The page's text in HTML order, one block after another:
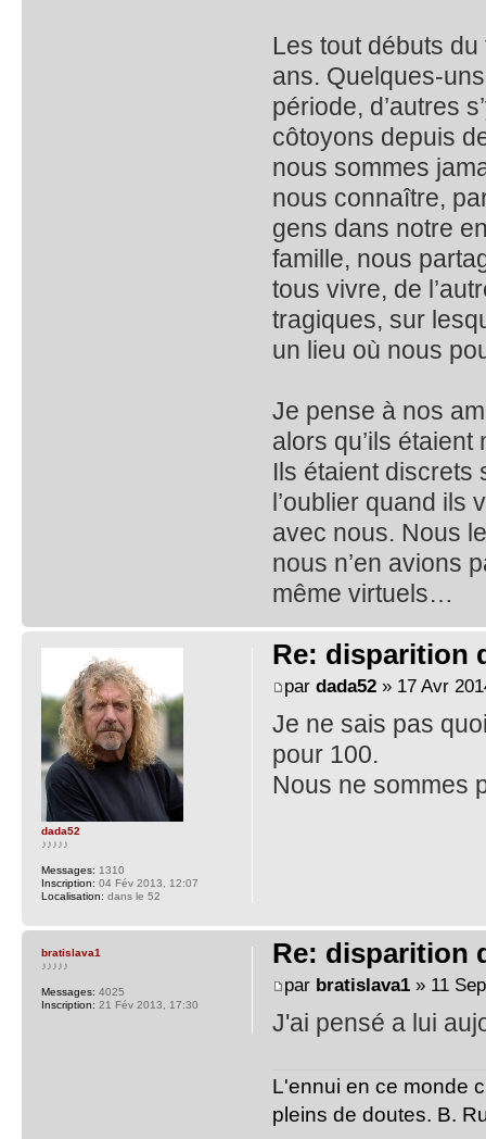
Les tout débuts
ans. Quelques-
période, d’autres
côtoyons depuis
nous sommes
nous connaître,
gens dans notre
famille, nous
tous vivre, de
tragiques, sur
un lieu où nous
Je pense à nos
alors qu’ils
Ils étaient discrets
l’oublier quand ils
avec nous. Nous
nous n’en avions
même virtuels…
Re: disparition
par dada52» 17 Avr
Je ne sais pas
pour 100.
Nous ne sommes
dada52
♪♪♪♪♪
Messages: 1310
Inscription: 04 Fév 2013, 12:07
Localisation: dans le 52
Re: disparition
par bratislava1» 11
J'ai pensé a lui
L'ennui en ce monde
pleins de doutes. B.
bratislava1
♪♪♪♪♪
Messages: 4025
Inscription: 21 Fév 2013, 17:30